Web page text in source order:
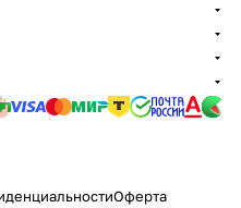
Оферта